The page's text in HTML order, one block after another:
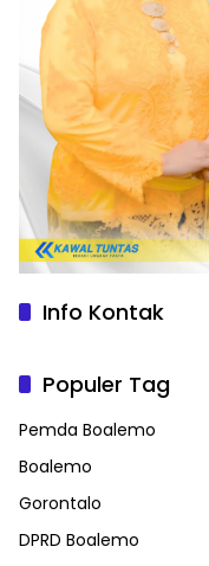
Info Kontak
Populer Tag
Pemda Boalemo
Boalemo
Gorontalo
DPRD Boalemo